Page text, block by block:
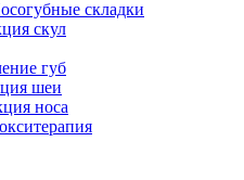
складки
скул
губ
шеи
носа